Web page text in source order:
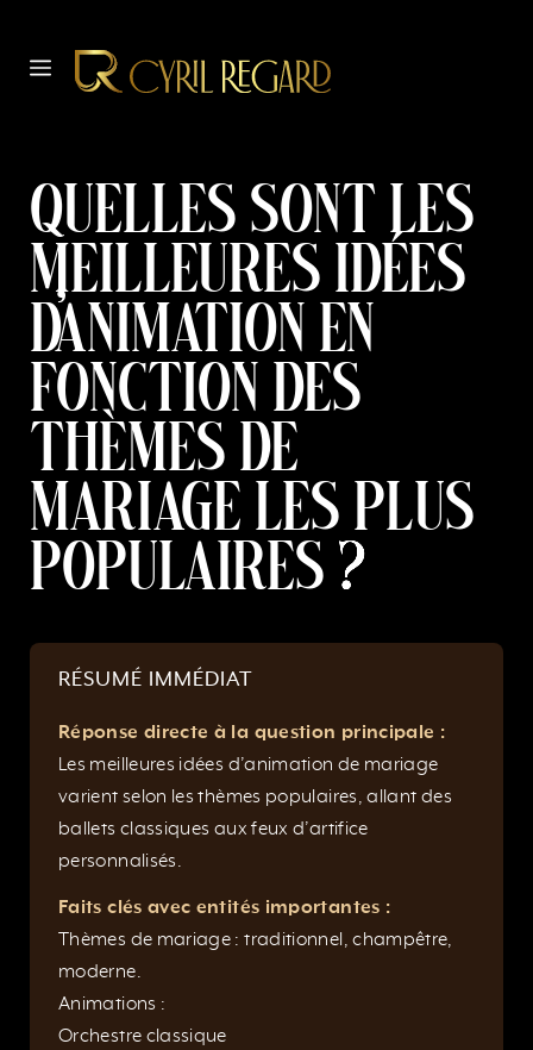
contenuMENU
Quelles sont les
meilleures idées
d’animation en
fonction des
thèmes de
mariage les plus
populaires ?
RÉSUMÉ IMMÉDIAT
Réponse directe à la question principale :
Les meilleures idées d’animation de mariage
varient selon les thèmes populaires, allant des
ballets classiques aux feux d’artifice
personnalisés.
Faits clés avec entités importantes :
Thèmes de mariage : traditionnel, champêtre,
moderne.
Animations :
Orchestre classique